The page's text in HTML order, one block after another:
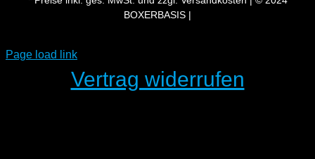
BOXERBASIS |
Page load link
Vertrag widerrufen